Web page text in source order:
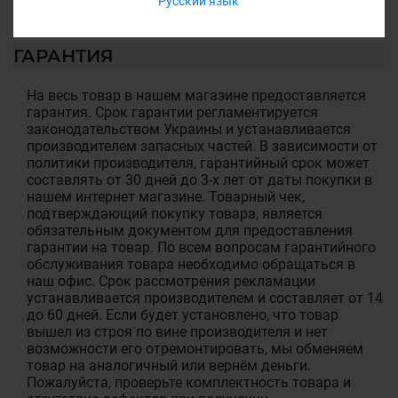
ГАРАНТИЯ
На весь товар в нашем магазине предоставляется
гарантия. Срок гарантии регламентируется
законодательством Украины и устанавливается
производителем запасных частей. В зависимости от
политики производителя, гарантийный срок может
составлять от 30 дней до 3-х лет от даты покупки в
нашем интернет магазине. Товарный чек,
подтверждающий покупку товара, является
обязательным документом для предоставления
гарантии на товар. По всем вопросам гарантийного
обслуживания товара необходимо обращаться в
наш офис. Срок рассмотрения рекламации
устанавливается производителем и составляет от 14
до 60 дней. Если будет установлено, что товар
вышел из строя по вине производителя и нет
возможности его отремонтировать, мы обменяем
товар на аналогичный или вернём деньги.
Пожалуйста, проверьте комплектность товара и